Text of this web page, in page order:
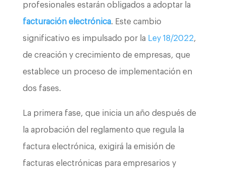
profesionales estarán obligados a adoptar la
facturación electrónica. Este cambio
significativo es impulsado por la Ley 18/2022,
de creación y crecimiento de empresas, que
establece un proceso de implementación en
dos fases.
La primera fase, que inicia un año después de
la aprobación del reglamento que regula la
factura electrónica, exigirá la emisión de
facturas electrónicas para empresarios y